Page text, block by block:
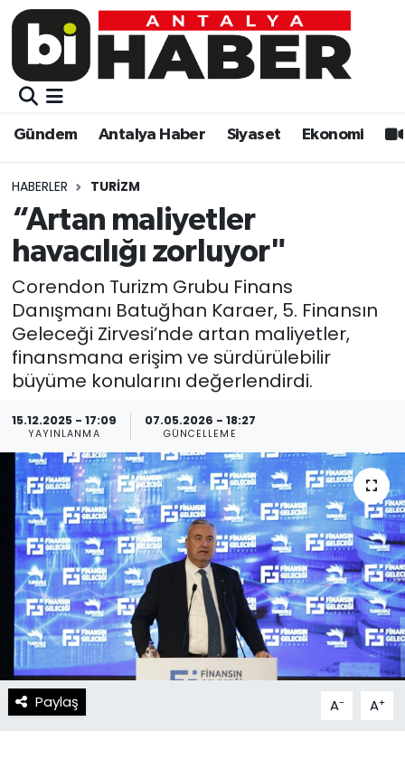
Gündem Antalya Haber Siyaset Ekonomi
HABERLER TURIZM
“Artan maliyetler
havacılığı zorluyor"
Corendon Turizm Grubu Finans
Danışmanı Batuğhan Karaer, 5. Finansın
Geleceği Zirvesi’nde artan maliyetler,
finansmana erişim ve sürdürülebilir
büyüme konularını değerlendirdi.
15.12.2025 - 17:09
YAYINLANMA
07.05.2026 - 18:27
GÜNCELLEME
Paylaş A- A+
Gündem
Siyaset
Ekonomi
Video
Eğitim
Kültür-sanat
Sağlık
Spor
Teknoloji
Resmi İlanlar
Gündem
Siyaset
Eğitim
Ekonomi
Kültür-sanat
Sağlık
Spor
Teknoloji
Yaşam
Künye
Gizlilik Sözleşmesi
İletişim
Muratpaşa Nöbetçi Eczaneler
Muratpaşa Trafik Yoğunluk Haritası
Süper Lig Puan Durumu ve Fikstür
Tüm Manşetler
Son Dakika Haberleri
Haber Arşivi